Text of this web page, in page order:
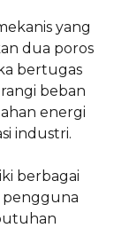
yang
dua poros
bertugas
beban
energi
industri.
berbagai
pengguna